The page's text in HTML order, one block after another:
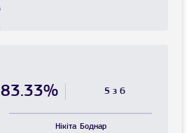
83.33% 5 з 6
Нікіта Боднар